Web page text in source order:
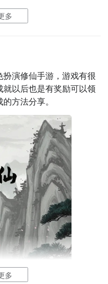
妙。
置类RPG，画风唯美，
、神兽养成、情缘双修
，满足玩家对浪漫修仙
世界观和精致3D画面。
上逆天修行之路。游戏
素，剧情与战斗并重，
仙侠与修真元素。玩家
副本，通过资源积累逐
布阵的模式，与修仙类游
全
多
扮演修仙手游，游戏有很
以后也是有奖励可以领
方法分享。
多